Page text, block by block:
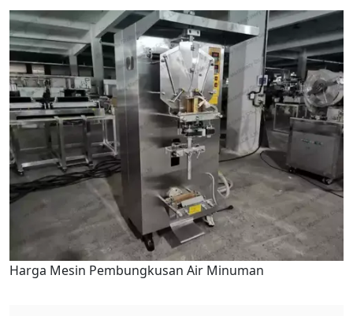
Harga Mesin Pembungkusan Air Minuman